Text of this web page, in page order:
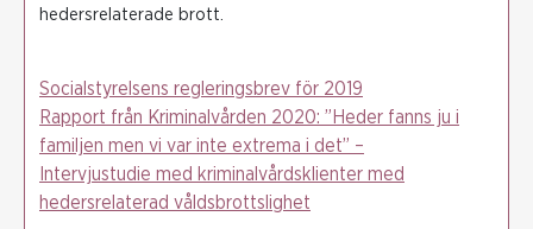
hedersrelaterade brott.
Socialstyrelsens regleringsbrev för 2019
Rapport från Kriminalvården 2020: ”Heder fanns ju i
familjen men vi var inte extrema i det” –
Intervjustudie med kriminalvårdsklienter med
hedersrelaterad våldsbrottslighet